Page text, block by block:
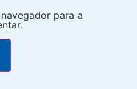
para a